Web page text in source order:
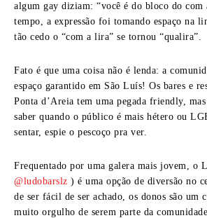
algum gay diziam: “você é do bloco do
tempo, a expressão foi tomando espaço na
tão cedo o “com a lira” se tornou “qualira”.
Fato é que uma coisa não é lenda: a
espaço garantido em São Luís! Os bares e
Ponta d’Areia tem uma pegada friendly,
saber quando o público é mais hétero ou
sentar, espie o pescoço pra ver.
Frequentado por uma galera mais jovem, o
@ludobarslz ) é uma opção de diversão no
de ser fácil de ser achado, os donos são um
muito orgulho de serem parte da